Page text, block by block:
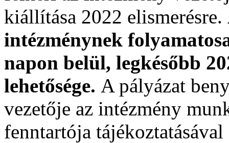
kiállítása 2022 elismerésre.
intézménynek
napon belül, legkésőbb
lehetősége. A pályázat
vezetője az intézmény
fenntartója